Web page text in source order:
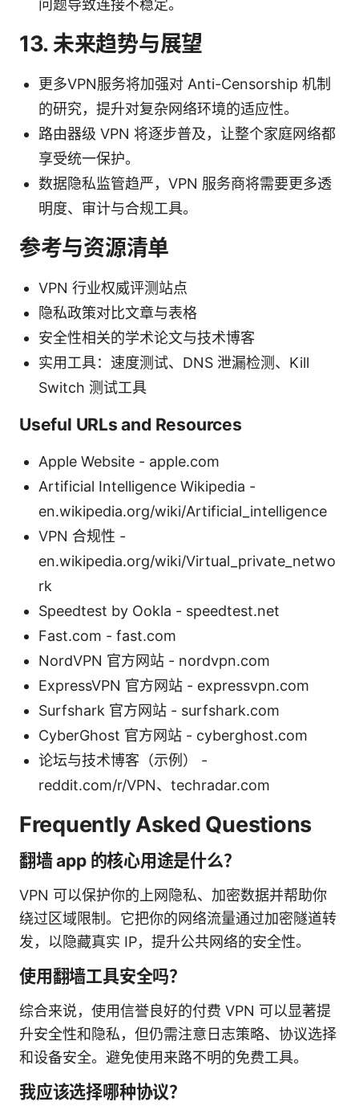
问题导致连接不稳定。
13. 未来趋势与展望
更多VPN服务将加强对 Anti-Censorship 机制
的研究，提升对复杂网络环境的适应性。
路由器级 VPN 将逐步普及，让整个家庭网络都
享受统一保护。
数据隐私监管趋严，VPN 服务商将需要更多透
明度、审计与合规工具。
参考与资源清单
VPN 行业权威评测站点
隐私政策对比文章与表格
安全性相关的学术论文与技术博客
实用工具：速度测试、DNS 泄漏检测、Kill
Switch 测试工具
Useful URLs and Resources
Apple Website - apple.com
Artificial Intelligence Wikipedia -
en.wikipedia.org/wiki/Artificial_intelligence
VPN 合规性 -
en.wikipedia.org/wiki/Virtual_private_netwo
rk
Speedtest by Ookla - speedtest.net
Fast.com - fast.com
NordVPN 官方网站 - nordvpn.com
ExpressVPN 官方网站 - expressvpn.com
Surfshark 官方网站 - surfshark.com
CyberGhost 官方网站 - cyberghost.com
论坛与技术博客（示例） -
reddit.com/r/VPN、techradar.com
Frequently Asked Questions
翻墙 app 的核心用途是什么？
VPN 可以保护你的上网隐私、加密数据并帮助你
绕过区域限制。它把你的网络流量通过加密隧道转
发，以隐藏真实 IP，提升公共网络的安全性。
使用翻墙工具安全吗？
综合来说，使用信誉良好的付费 VPN 可以显著提
升安全性和隐私，但仍需注意日志策略、协议选择
和设备安全。避免使用来路不明的免费工具。
我应该选择哪种协议？